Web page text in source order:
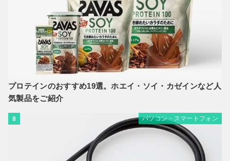
プロテインのおすすめ19選。ホエイ・ソイ・カゼインなど人
気製品をご紹介
8 パソコン・スマートフォン